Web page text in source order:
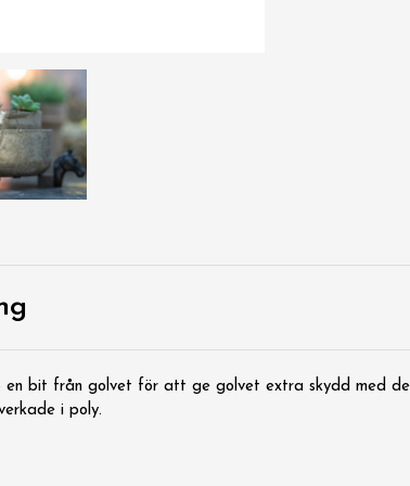
en bit från golvet för att ge golvet extra skydd med
i poly.